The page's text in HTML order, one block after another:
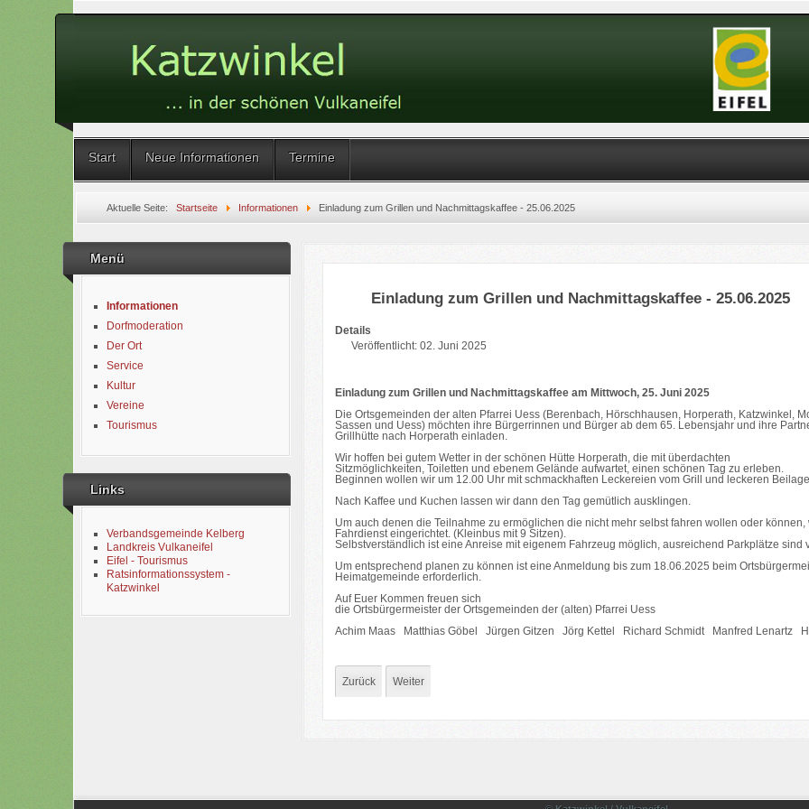
Start Neue Informationen Termine
Aktuelle Seite:Startseite Informationen Einladung zum Grillen und Nachmittagskaffee - 25.06.2025
Menü
Informationen
Dorfmoderation
Der Ort
Service
Kultur
Vereine
Tourismus
Links
Verbandsgemeinde Kelberg
Landkreis Vulkaneifel
Eifel - Tourismus
Ratsinformationssystem -
Katzwinkel
Einladung zum Grillen und Nachmittagskaffee - 25.06.2025
Details
Veröffentlicht: 02. Juni 2025
Einladung zum Grillen und Nachmittagskaffee am Mittwoch, 25. Juni 2025
Die Ortsgemeinden der alten Pfarrei Uess (Berenbach, Hörschhausen, Horperath, Katzwinkel,
Sassen und Uess) möchten ihre Bürgerrinnen und Bürger ab dem 65. Lebensjahr und ihre
Grillhütte nach Horperath einladen.
Wir hoffen bei gutem Wetter in der schönen Hütte Horperath, die mit überdachten
Sitzmöglichkeiten, Toiletten und ebenem Gelände aufwartet, einen schönen Tag zu erleben.
Beginnen wollen wir um 12.00 Uhr mit schmackhaften Leckereien vom Grill und leckeren
Nach Kaffee und Kuchen lassen wir dann den Tag gemütlich ausklingen.
Um auch denen die Teilnahme zu ermöglichen die nicht mehr selbst fahren wollen oder können,
Fahrdienst eingerichtet. (Kleinbus mit 9 Sitzen).
Selbstverständlich ist eine Anreise mit eigenem Fahrzeug möglich, ausreichend Parkplätze sind
Um entsprechend planen zu können ist eine Anmeldung bis zum 18.06.2025 beim
Heimatgemeinde erforderlich.
Auf Euer Kommen freuen sich
die Ortsbürgermeister der Ortsgemeinden der (alten) Pfarrei Uess
Achim Maas Matthias Göbel Jürgen Gitzen Jörg Kettel Richard Schmidt Manfred Lenartz
Zurück Weiter